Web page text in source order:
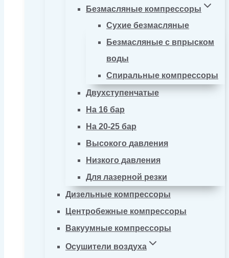
Безмасляные компрессоры
Сухие безмасляные
Безмасляные с впрыском
воды
Спиральные компрессоры
Двухступенчатые
На 16 бар
На 20-25 бар
Высокого давления
Низкого давления
Для лазерной резки
Дизельные компрессоры
Центробежные компрессоры
Вакуумные компрессоры
Осушители воздуха